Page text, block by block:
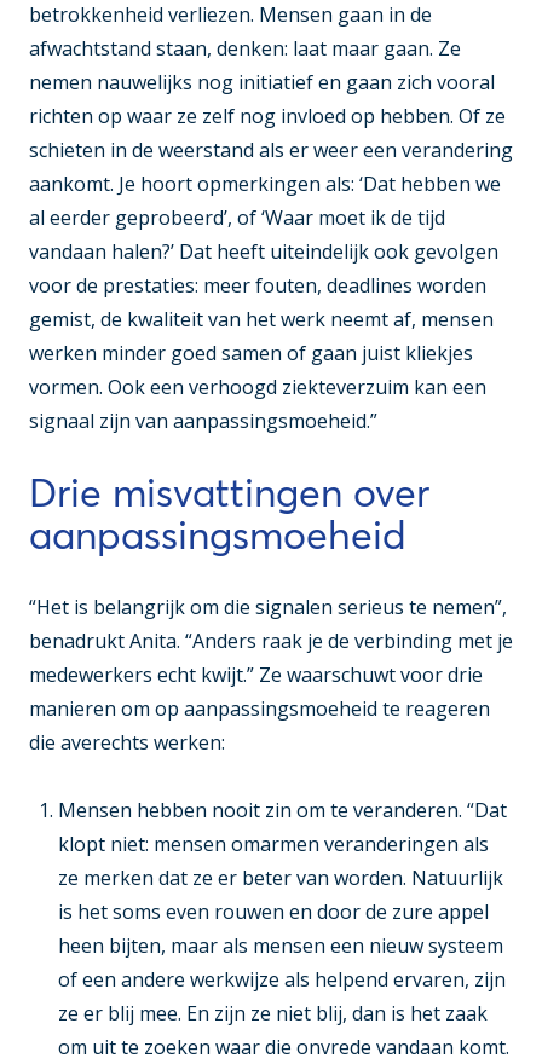
betrokkenheid verliezen. Mensen gaan in de
afwachtstand staan, denken: laat maar gaan. Ze
nemen nauwelijks nog initiatief en gaan zich vooral
richten op waar ze zelf nog invloed op hebben. Of ze
schieten in de weerstand als er weer een verandering
aankomt. Je hoort opmerkingen als: ‘Dat hebben we
al eerder geprobeerd’, of ‘Waar moet ik de tijd
vandaan halen?’ Dat heeft uiteindelijk ook gevolgen
voor de prestaties: meer fouten, deadlines worden
gemist, de kwaliteit van het werk neemt af, mensen
werken minder goed samen of gaan juist kliekjes
vormen. Ook een verhoogd ziekteverzuim kan een
signaal zijn van aanpassingsmoeheid.”
Drie misvattingen over
aanpassingsmoeheid
“Het is belangrijk om die signalen serieus te nemen”,
benadrukt Anita. “Anders raak je de verbinding met je
medewerkers echt kwijt.” Ze waarschuwt voor drie
manieren om op aanpassingsmoeheid te reageren
die averechts werken:
Mensen hebben nooit zin om te veranderen. “Dat
klopt niet: mensen omarmen veranderingen als
ze merken dat ze er beter van worden. Natuurlijk
is het soms even rouwen en door de zure appel
heen bijten, maar als mensen een nieuw systeem
of een andere werkwijze als helpend ervaren, zijn
ze er blij mee. En zijn ze niet blij, dan is het zaak
om uit te zoeken waar die onvrede vandaan komt.